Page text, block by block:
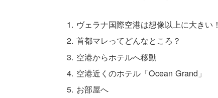
ヴェラナ国際空港は想像以上に大きい！
首都マレってどんなところ？
空港からホテルへ移動
空港近くのホテル「Ocean Grand」
お部屋へ